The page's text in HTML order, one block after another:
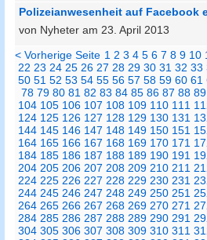
Polizeianwesenheit auf Facebook
von Nyheter am 23. April 2013
< Vorherige Seite 1 2 3 4 5 6 7 8 9 10
22 23 24 25 26 27 28 29 30 31 32 33
50 51 52 53 54 55 56 57 58 59 60 61
78 79 80 81 82 83 84 85 86 87 88 89
104 105 106 107 108 109 110 111
124 125 126 127 128 129 130 131
144 145 146 147 148 149 150 151
164 165 166 167 168 169 170 171
184 185 186 187 188 189 190 191
204 205 206 207 208 209 210 211
224 225 226 227 228 229 230 231
244 245 246 247 248 249 250 251
264 265 266 267 268 269 270 271
284 285 286 287 288 289 290 291
304 305 306 307 308 309 310 311